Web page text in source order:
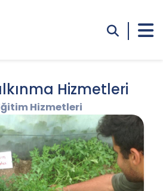
Hizmetleri
Hizmetleri